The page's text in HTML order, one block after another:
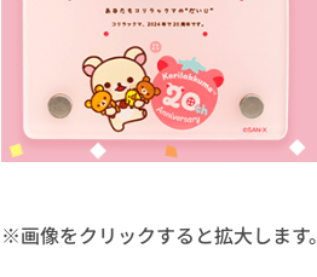
※画像をクリックすると拡大します。